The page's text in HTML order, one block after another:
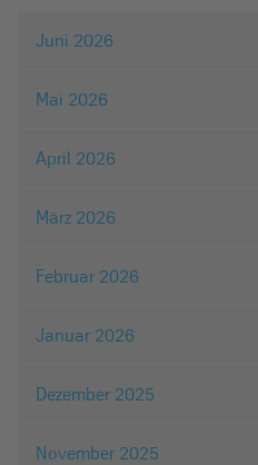
Juni 2026
Mai 2026
April 2026
März 2026
Februar 2026
Januar 2026
Dezember 2025
November 2025